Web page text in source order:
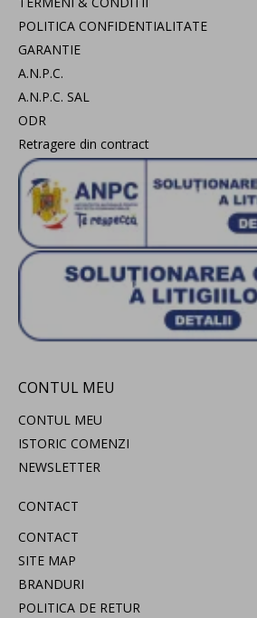
POLITICA CONFIDENTIALITATE
GARANTIE
A.N.P.C.
A.N.P.C. SAL
ODR
Retragere din contract
CONTUL MEU
CONTUL MEU
ISTORIC COMENZI
NEWSLETTER
CONTACT
CONTACT
SITE MAP
BRANDURI
POLITICA DE RETUR